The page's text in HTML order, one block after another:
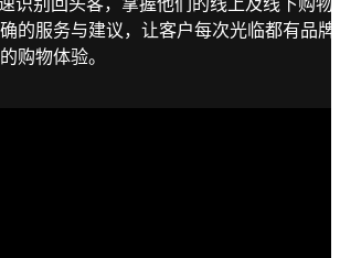
的服务与建议，让客户每次光临都有品牌
购物体验。